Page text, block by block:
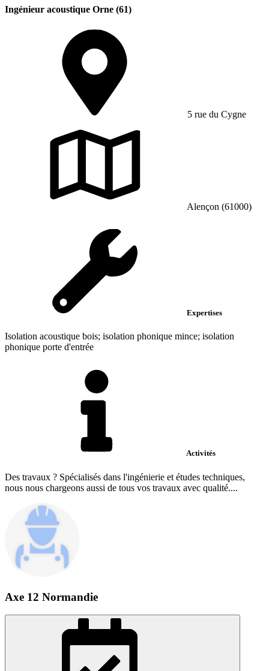
Ingénieur acoustique Orne (61)
5 rue du Cygne
Alençon (61000)
Expertises
Isolation acoustique bois; isolation phonique mince; isolation
phonique porte d'entrée
Activités
Des travaux ? Spécialisés dans l'ingénierie et études techniques,
nous nous chargeons aussi de tous vos travaux avec qualité....
Axe 12 Normandie